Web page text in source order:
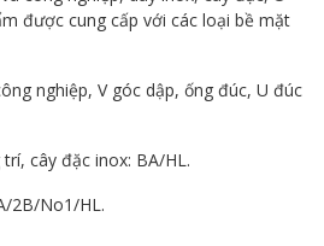
được cung cấp với các loại bề mặt
nghiệp, V góc dập, ống đúc, U đúc
cây đặc inox: BA/HL.
2B/No1/HL.